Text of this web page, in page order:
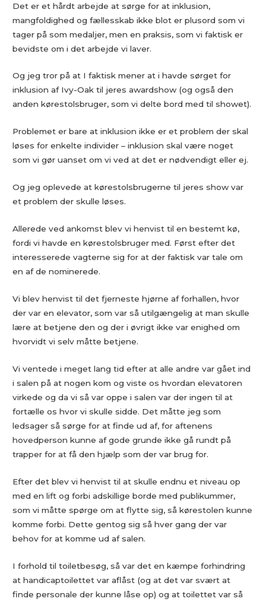
Det er et hårdt arbejde at sørge for at inklusion,
mangfoldighed og fællesskab ikke blot er plusord som vi
tager på som medaljer, men en praksis, som vi faktisk er
bevidste om i det arbejde vi laver.
Og jeg tror på at I faktisk mener at i havde sørget for
inklusion af Ivy-Oak til jeres awardshow (og også den
anden kørestolsbruger, som vi delte bord med til showet).
Problemet er bare at inklusion ikke er et problem der skal
løses for enkelte individer – inklusion skal være noget
som vi gør uanset om vi ved at det er nødvendigt eller ej.
Og jeg oplevede at kørestolsbrugerne til jeres show var
et problem der skulle løses.
Allerede ved ankomst blev vi henvist til en bestemt kø,
fordi vi havde en kørestolsbruger med. Først efter det
interesserede vagterne sig for at der faktisk var tale om
en af de nominerede.
Vi blev henvist til det fjerneste hjørne af forhallen, hvor
der var en elevator, som var så utilgængelig at man skulle
lære at betjene den og der i øvrigt ikke var enighed om
hvorvidt vi selv måtte betjene.
Vi ventede i meget lang tid efter at alle andre var gået ind
i salen på at nogen kom og viste os hvordan elevatoren
virkede og da vi så var oppe i salen var der ingen til at
fortælle os hvor vi skulle sidde. Det måtte jeg som
ledsager så sørge for at finde ud af, for aftenens
hovedperson kunne af gode grunde ikke gå rundt på
trapper for at få den hjælp som der var brug for.
Efter det blev vi henvist til at skulle endnu et niveau op
med en lift og forbi adskillige borde med publikummer,
som vi måtte spørge om at flytte sig, så kørestolen kunne
komme forbi. Dette gentog sig så hver gang der var
behov for at komme ud af salen.
I forhold til toiletbesøg, så var det en kæmpe forhindring
at handicaptoilettet var aflåst (og at det var svært at
finde personale der kunne låse op) og at toilettet var så